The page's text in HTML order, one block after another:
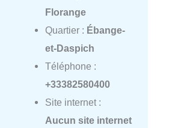
Florange
Quartier : Ébange-
et-Daspich
Téléphone :
+33382580400
Site internet :
Aucun site internet